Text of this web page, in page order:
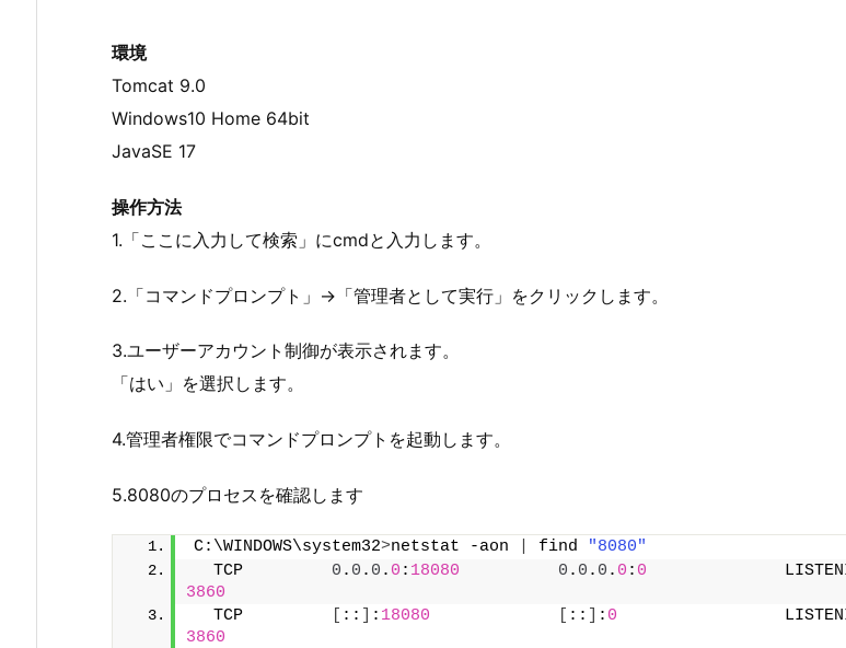
環境
Tomcat 9.0
Windows10 Home 64bit
JavaSE 17
操作方法
1.「ここに入力して検索」にcmdと入力します。
2.「コマンドプロンプト」->「管理者として実行」をクリックします。
3.ユーザーアカウント制御が表示されます。
「はい」を選択します。
4.管理者権限でコマンドプロンプトを起動します。
5.8080のプロセスを確認します
C:\WINDOWS\system32>netstat -aon find
"8080"
  TCP
0 . 0 . 0 . 0 : 18080 0 . 0 . 0 . 0 : 0
3860
  TCP
:: : 18080 :: : 0
3860